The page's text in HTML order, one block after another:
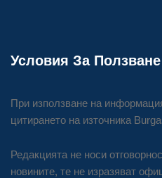
Условия За
При използване на
цитирането на източника
Редакцията не носи
новините, те не изразяват